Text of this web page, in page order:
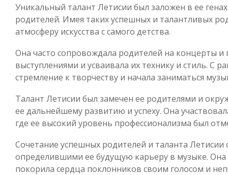
Уникальный талант Летисии был заложен в ее
родителей. Имея таких успешных и талантливых
атмосферу искусства с самого детства.
Она часто сопровождала родителей на концерты и
выступлениями и усваивала их технику и стиль. С
стремление к творчеству и начала заниматься
Талант Летисии был замечен ее родителями и
ее дальнейшему развитию и успеху. Она
где ее высокий уровень профессионализма был
Сочетание успешных родителей и таланта
определившими ее будущую карьеру в музыке.
покорила сердца поклонников своим голосом и